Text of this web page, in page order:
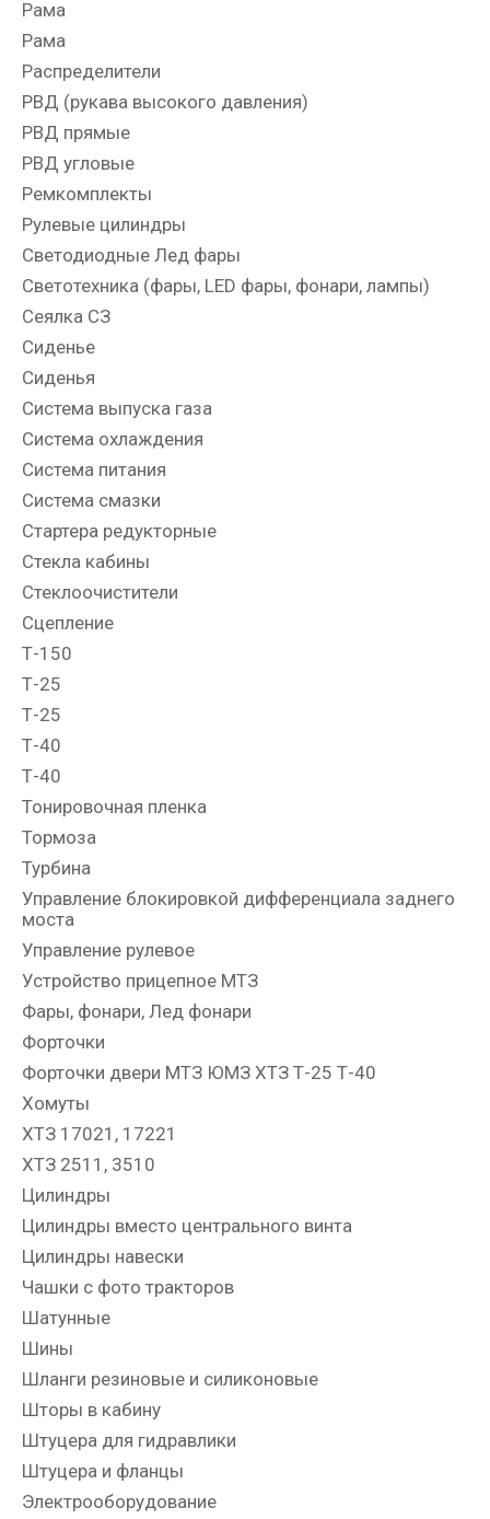
Рама
Рама
Распределители
РВД (рукава высокого давления)
РВД прямые
РВД угловые
Ремкомплекты
Рулевые цилиндры
Светодиодные Лед фары
Светотехника (фары, LED фары, фонари, лампы)
Сеялка СЗ
Сиденье
Сиденья
Система выпуска газа
Система охлаждения
Система питания
Система смазки
Стартера редукторные
Стекла кабины
Стеклоочистители
Сцепление
Т-150
Т-25
Т-25
Т-40
Т-40
Тонировочная пленка
Тормоза
Турбина
Управление блокировкой дифференциала заднего
моста
Управление рулевое
Устройство прицепное МТЗ
Фары, фонари, Лед фонари
Форточки
Форточки двери МТЗ ЮМЗ ХТЗ Т-25 Т-40
Хомуты
ХТЗ 17021, 17221
ХТЗ 2511, 3510
Цилиндры
Цилиндры вместо центрального винта
Цилиндры навески
Чашки с фото тракторов
Шатунные
Шины
Шланги резиновые и силиконовые
Шторы в кабину
Штуцера для гидравлики
Штуцера и фланцы
Электрооборудование